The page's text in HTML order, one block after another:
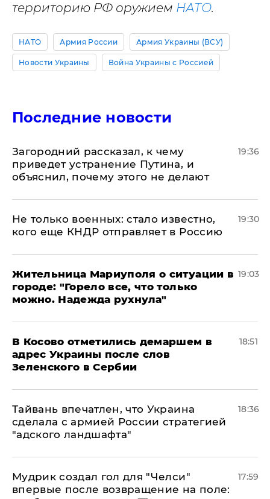
территорию РФ оружием НАТО.
НАТО Армия России Армия Украины (ВСУ)
Новости Украины Война Украины с Россией
Последние новости
Загородний рассказал, к чему
приведет устранение Путина, и
объяснил, почему этого не делают
19:36
Не только военных: стало известно,
кого еще КНДР отправляет в Россию
19:30
Жительница Мариуполя о ситуации в
городе: "Горело все, что только
можно. Надежда рухнула"
19:03
В Косово отметились демаршем в
адрес Украины после слов
Зеленского в Сербии
18:51
Тайвань впечатлен, что Украина
сделала с армией России стратегией
"адского ландшафта"
18:36
Мудрик создал гол для "Челси"
впервые после возвращение на поле:
17:59